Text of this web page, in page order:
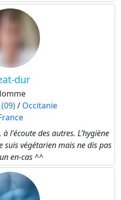
dur
/ Occitanie
l'écoute des autres. L’hygiène
suis végétarien mais ne dis pas
en-cas ^^